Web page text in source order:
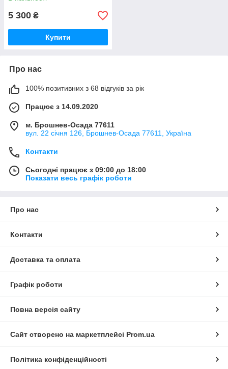
5 300 ₴
Купити
Про нас
100% позитивних з 68 відгуків за рік
Працює з 14.09.2020
м. Брошнев-Осада 77611
вул. 22 січня 126, Брошнев-Осада 77611, Україна
Контакти
Сьогодні працює з 09:00 до 18:00
Показати весь графік роботи
Про нас
Контакти
Доставка та оплата
Графік роботи
Повна версія сайту
Сайт створено на маркетплейсі Prom.ua
Політика конфіденційності